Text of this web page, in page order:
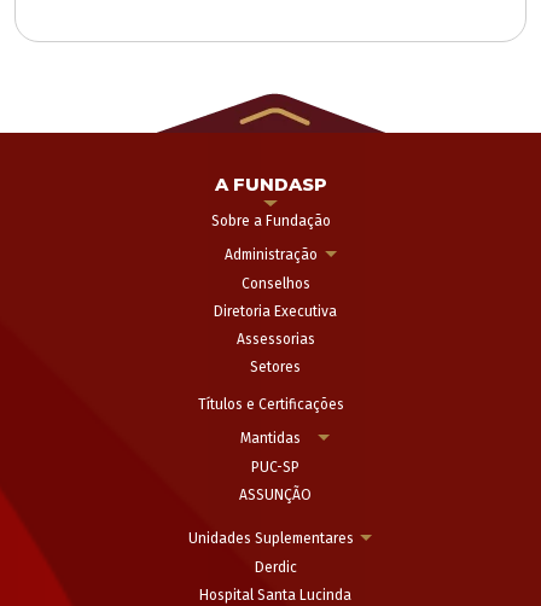
A FUNDASP
Sobre a Fundação
Administração
Conselhos
Diretoria Executiva
Assessorias
Setores
Títulos e Certificações
Mantidas
PUC-SP
ASSUNÇÃO
Unidades Suplementares
Derdic
Hospital Santa Lucinda